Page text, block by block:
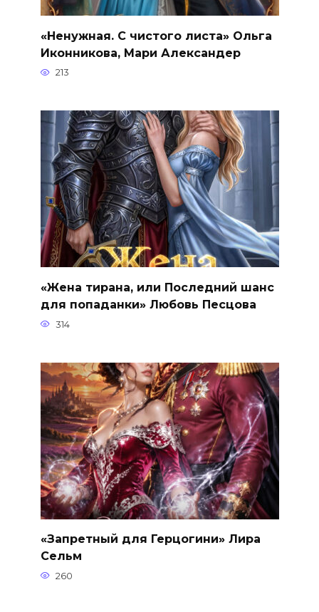
«Ненужная. С чистого листа» Ольга
Иконникова, Мари Александер
213
«Жена тирана, или Последний шанс
для попаданки» Любовь Песцова
314
«Запретный для Герцогини» Лира
Сельм
260